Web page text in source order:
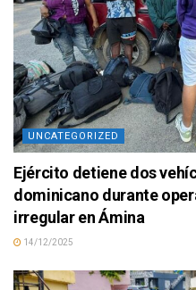
UNCATEGORIZED
Ejército detiene dos
dominicano durante
irregular en Ámina
14/12/2025